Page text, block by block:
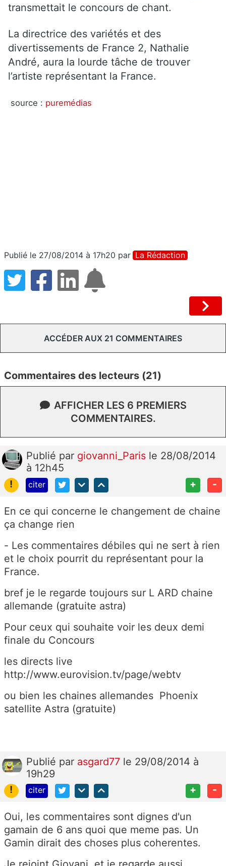
transmettait le concours de chant.
La directrice des variétés et des
divertissements de France 2, Nathalie
André, aura la lourde tâche de trouver
l’artiste représentant la France.
source : puremédias
Publié le 27/08/2014 à 17h20 par La Rédaction
ACCÉDER AUX 21 COMMENTAIRES
Commentaires des lecteurs (21)
AFFICHER LES 6 PREMIERS
COMMENTAIRES.
Publié par giovanni_Paris le 28/08/2014
à 12h45
!
citer + -
En ce qui concerne le changement de chaine
ça change rien
- Les commentaires débiles qui ne sert à rien
et le choix pourrit du représentant pour la
France.
bref je le regarde toujours sur L ARD chaine
allemande (gratuite astra)
Pour ceux qui souhaite voir les deux demi
finale du Concours
les directs live
http://www.eurovision.tv/page/webtv
ou bien les chaines allemandes Phoenix
satellite Astra (gratuite)
Publié par asgard77 le 29/08/2014 à
19h29
!
citer + -
Oui, les commentaires sont dignes d'un
gamain de 6 ans quoi que meme pas. Un
Gamin dirait des choses plus coherentes.